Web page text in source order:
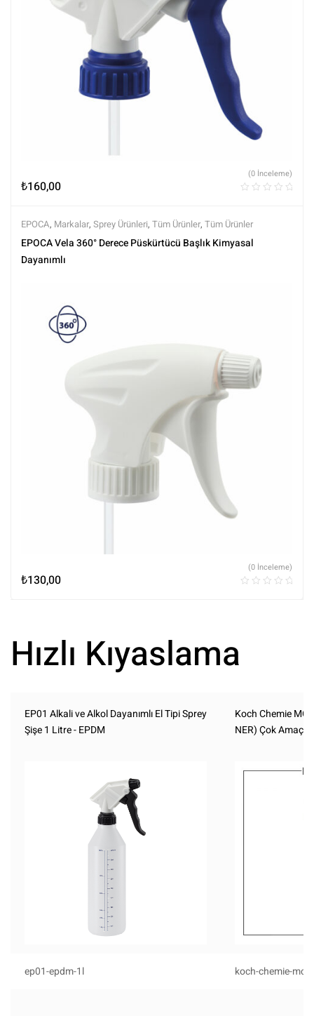
₺160,00
(0 İnceleme)
EPOCA, Markalar, Sprey Ürünleri, Tüm Ürünler, Tüm Ürünler
EPOCA Vela 360° Derece Püskürtücü Başlık Kimyasal
Dayanımlı
₺130,00
(0 İnceleme)
Hızlı Kıyaslama
EP01 Alkali ve Alkol Dayanımlı El Tipi Sprey
Şişe 1 Litre - EPDM
Koch Chemie MC
NER) Çok Amaçlı
ep01-epdm-1l koch-chemie-mc